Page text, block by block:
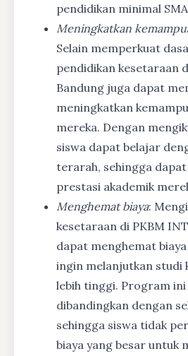
pendidikan minimal
Meningkatkan
Selain memperkuat
pendidikan kesetaraan
Bandung juga dapat
meningkatkan
mereka. Dengan
siswa dapat belajar
terarah, sehingga
prestasi akademik
Menghemat biaya:
kesetaraan di PKBM
dapat menghemat
ingin melanjutkan studi
lebih tinggi. Program
dibandingkan dengan
sehingga siswa tidak
biaya yang besar untuk